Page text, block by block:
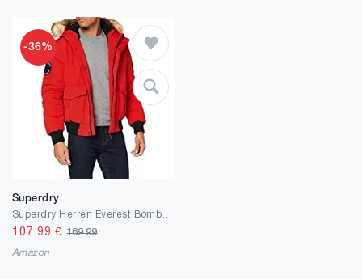
-36%
Superdry
107.99 €169.99
Amazon